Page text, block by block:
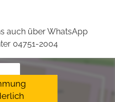
auch über WhatsApp
04751-2004